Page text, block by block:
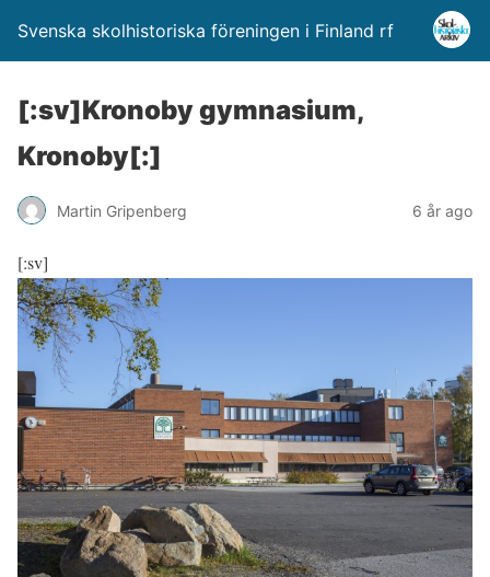
Svenska skolhistoriska föreningen i Finland rf
[:sv]Kronoby gymnasium,
Kronoby[:]
Martin Gripenberg 6 år ago
[:sv]